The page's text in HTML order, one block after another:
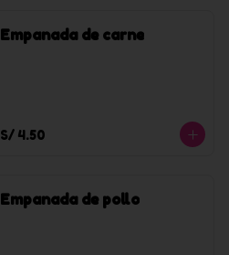
Empanada de carne
S/ 4.50
Empanada de pollo